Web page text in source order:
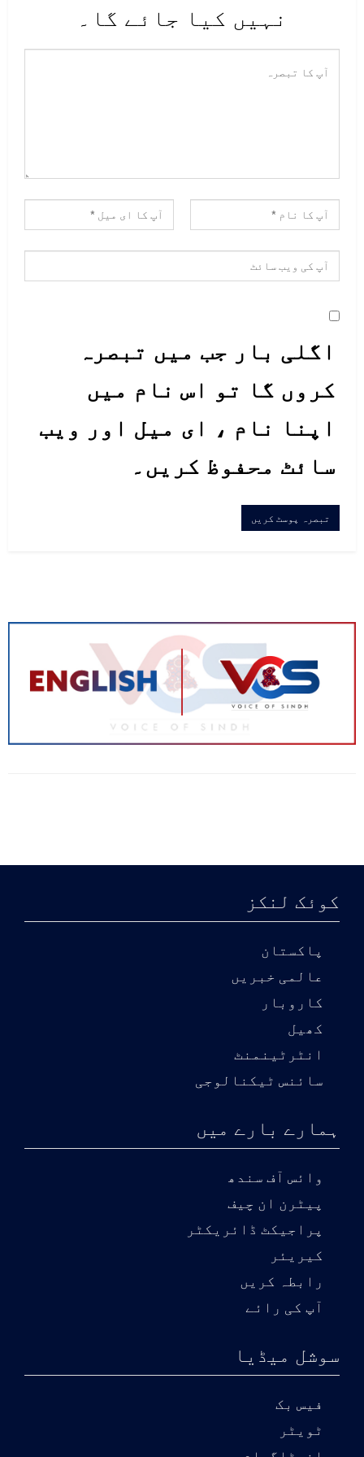
نہیں کیا جائے گا۔
اگلی بار جب میں تبصرہ
کروں گا تو اس نام میں
اپنا نام ، ای میل اور ویب
سائٹ محفوظ کریں۔
کوئک لنکز
پاکستان
عالمی خبریں
کاروبار
کھیل
انٹرٹینمنٹ
سائنس ٹیکنالوجی
ہمارے بارے میں
وائس آف سندھ
پیٹرن ان چیف
پراجیکٹ ڈائریکٹر
کیریئر
رابطہ کریں
آپ کی رائے
سوشل میڈیا
فیس بک
ٹویٹر